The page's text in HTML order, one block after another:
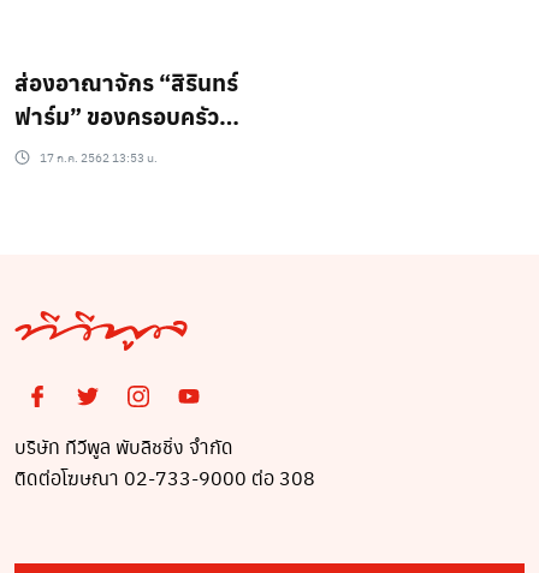
ส่องอาณาจักร “สิรินทร์
ฟาร์ม” ของครอบครัว
“แหม่ม-บีบี๋”
17 ก.ค. 2562 13:53 น.
บริษัท ทีวีพูล พับลิชชิ่ง จำกัด
ติดต่อโฆษณา 02-733-9000 ต่อ 308